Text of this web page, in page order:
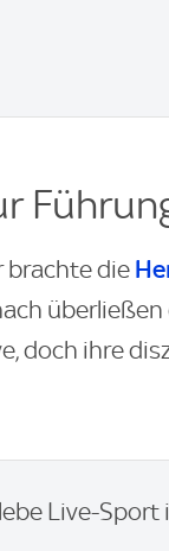
brachte die
doch ihre
Live-Sport